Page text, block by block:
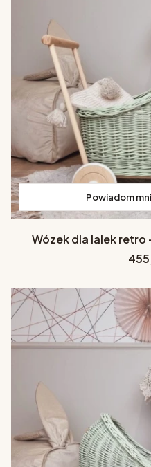
Powiadom
Wózek dla lalek retro